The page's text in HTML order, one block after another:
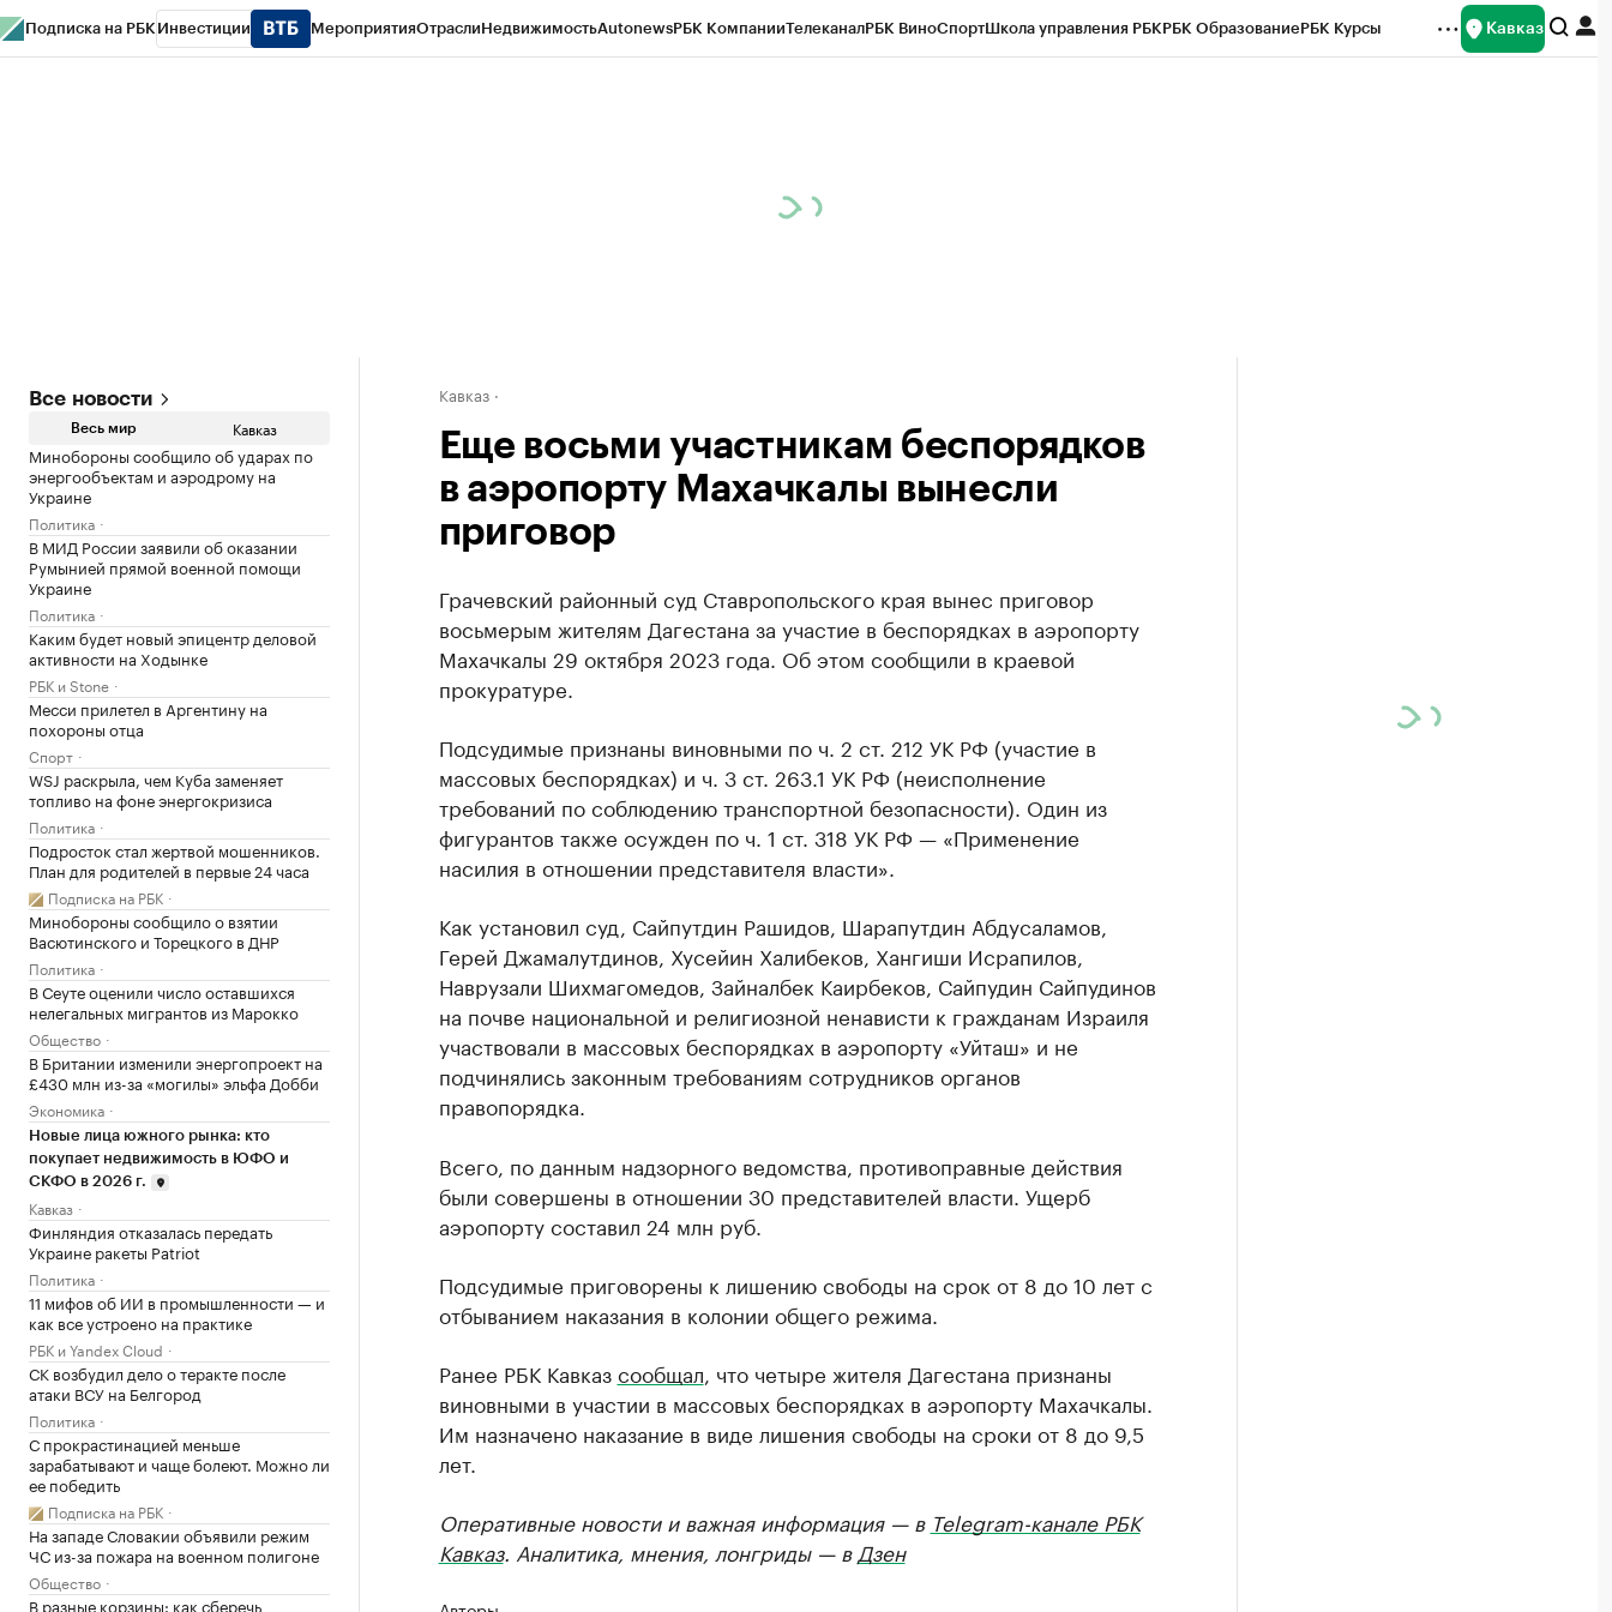
Подписка на РБК Инвестиции МероприятияОтраслиНедвижимостьAutonewsРБК КомпанииТелеканалРБК ВиноСпортШкола управления РБКРБК ОбразованиеРБК Курсы Кавказ
Все новости
Весь мир Кавказ
Минобороны сообщило об ударах по
энергообъектам и аэродрому на
Украине
Политика
В МИД России заявили об оказании
Румынией прямой военной помощи
Украине
Политика
Каким будет новый эпицентр деловой
активности на Ходынке
РБК и Stone
Месси прилетел в Аргентину на
похороны отца
Спорт
WSJ раскрыла, чем Куба заменяет
топливо на фоне энергокризиса
Политика
Подросток стал жертвой мошенников.
План для родителей в первые 24 часа
Подписка на РБК
Минобороны сообщило о взятии
Васютинского и Торецкого в ДНР
Политика
В Сеуте оценили число оставшихся
нелегальных мигрантов из Марокко
Общество
В Британии изменили энергопроект на
£430 млн из-за «могилы» эльфа Добби
Экономика
Новые лица южного рынка: кто
покупает недвижимость в ЮФО и
СКФО в 2026 г.
Кавказ
Финляндия отказалась передать
Украине ракеты Patriot
Политика
11 мифов об ИИ в промышленности — и
как все устроено на практике
РБК и Yandex Cloud
СК возбудил дело о теракте после
атаки ВСУ на Белгород
Политика
С прокрастинацией меньше
зарабатывают и чаще болеют. Можно ли
ее победить
Подписка на РБК
На западе Словакии объявили режим
ЧС из-за пожара на военном полигоне
Общество
В разные корзины: как сберечь
Кавказ
Еще восьми участникам беспорядков
в аэропорту Махачкалы вынесли
приговор
Грачевский районный суд Ставропольского края вынес приговор
восьмерым жителям Дагестана за участие в беспорядках в аэропорту
Махачкалы 29 октября 2023 года. Об этом сообщили в краевой
прокуратуре.
Подсудимые признаны виновными по ч. 2 ст. 212 УК РФ (участие в
массовых беспорядках) и ч. 3 ст. 263.1 УК РФ (неисполнение
требований по соблюдению транспортной безопасности). Один из
фигурантов также осужден по ч. 1 ст. 318 УК РФ — «Применение
насилия в отношении представителя власти».
Как установил суд, Сайпутдин Рашидов, Шарапутдин Абдусаламов,
Герей Джамалутдинов, Хусейин Халибеков, Хангиши Исрапилов,
Наврузали Шихмагомедов, Зайналбек Каирбеков, Сайпудин Сайпудинов
на почве национальной и религиозной ненависти к гражданам Израиля
участвовали в массовых беспорядках в аэропорту «Уйташ» и не
подчинялись законным требованиям сотрудников органов
правопорядка.
Всего, по данным надзорного ведомства, противоправные действия
были совершены в отношении 30 представителей власти. Ущерб
аэропорту составил 24 млн руб.
Подсудимые приговорены к лишению свободы на срок от 8 до 10 лет с
отбыванием наказания в колонии общего режима.
Ранее РБК Кавказсообщал , что четыре жителя Дагестана признаны
виновными в участии в массовых беспорядках в аэропорту Махачкалы.
Им назначено наказание в виде лишения свободы на сроки от 8 до 9,5
лет.
Оперативные новости и важная информация — в Telegram-канале РБК
Кавказ. Аналитика, мнения, лонгриды — в Дзен